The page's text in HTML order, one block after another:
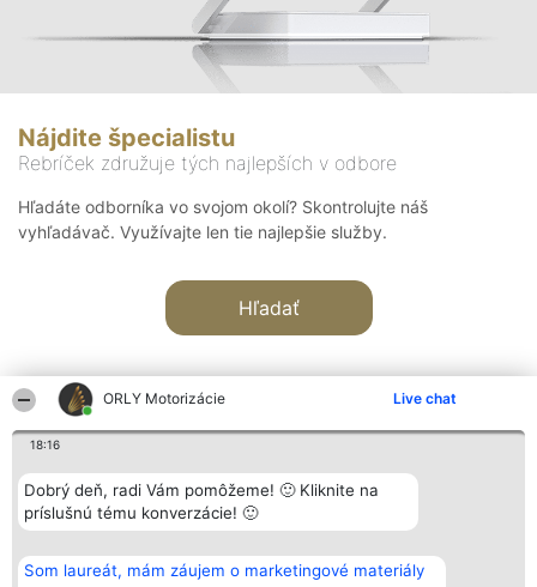
ORLY Motorizácie Live chat
18:16
Dobrý deň, radi Vám pomôžeme! 🙂 Kliknite na
príslušnú tému konverzácie! 🙂
Som laureát, mám záujem o marketingové materiály
Nájdite špecialistu
Rebríček združuje tých najlepších v odbore
Hľadáte odborníka vo svojom okolí? Skontrolujte náš
vyhľadávač. Využívajte len tie najlepšie služby.
Hľadať
Organizátor hodnotenia
Bright Side Solutions sp. z o.
o. sp. k.
Wrocław 50-079
KRS 0000749100 | Regon
Hodnotenie
Laureáti
Lista
Laureatów
Podmienky
Kontakt
Kontakt